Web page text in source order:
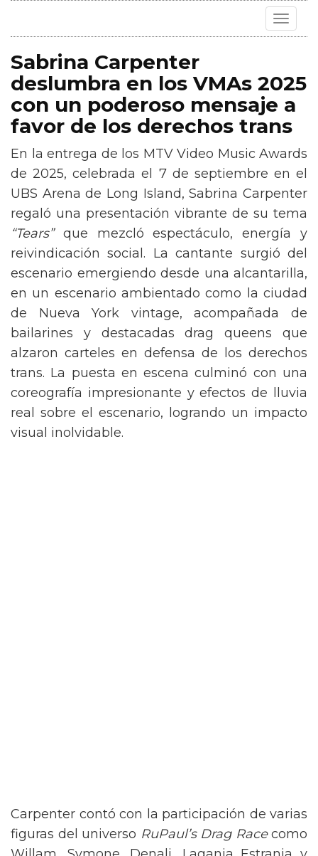
Toggle
Sabrina Carpenter
deslumbra en los VMAs 2025
con un poderoso mensaje a
favor de los derechos trans
En la entrega de los MTV Video Music Awards
de 2025, celebrada el 7 de septiembre en el
UBS Arena de Long Island, Sabrina Carpenter
regaló una presentación vibrante de su tema
“Tears”que mezcló espectáculo, energía y
reivindicación social. La cantante surgió del
escenario emergiendo desde una alcantarilla,
en un escenario ambientado como la ciudad
de Nueva York vintage, acompañada de
bailarines y destacadas drag queens que
alzaron carteles en defensa de los derechos
trans. La puesta en escena culminó con una
coreografía impresionante y efectos de lluvia
real sobre el escenario, logrando un impacto
Carpenter contó con la participación de varias
figuras del universo
RuPaul’s Drag Race
como